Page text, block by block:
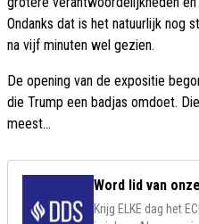
Ondanks dat is het natuurlijk nog
na vijf minuten wel gezien.
De opening van de expositie
die Trump een badjas omdoet.
meest...
Word lid van
Krijg ELKE dag het